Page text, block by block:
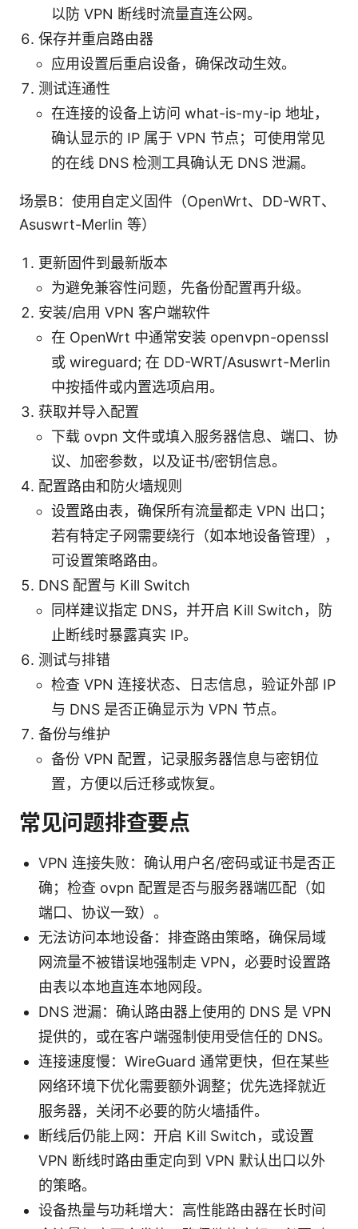
以防 VPN 断线时流量直连公网。
保存并重启路由器
应用设置后重启设备，确保改动生效。
测试连通性
在连接的设备上访问 what-is-my-ip 地址，
确认显示的 IP 属于 VPN 节点；可使用常见
的在线 DNS 检测工具确认无 DNS 泄漏。
场景B：使用自定义固件（OpenWrt、DD-WRT、
Asuswrt-Merlin 等）
更新固件到最新版本
为避免兼容性问题，先备份配置再升级。
安装/启用 VPN 客户端软件
在 OpenWrt 中通常安装 openvpn-openssl
或 wireguard; 在 DD-WRT/Asuswrt-Merlin
中按插件或内置选项启用。
获取并导入配置
下载 ovpn 文件或填入服务器信息、端口、协
议、加密参数，以及证书/密钥信息。
配置路由和防火墙规则
设置路由表，确保所有流量都走 VPN 出口；
若有特定子网需要绕行（如本地设备管理），
可设置策略路由。
DNS 配置与 Kill Switch
同样建议指定 DNS，并开启 Kill Switch，防
止断线时暴露真实 IP。
测试与排错
检查 VPN 连接状态、日志信息，验证外部 IP
与 DNS 是否正确显示为 VPN 节点。
备份与维护
备份 VPN 配置，记录服务器信息与密钥位
置，方便以后迁移或恢复。
常见问题排查要点
VPN 连接失败：确认用户名/密码或证书是否正
确；检查 ovpn 配置是否与服务器端匹配（如
端口、协议一致）。
无法访问本地设备：排查路由策略，确保局域
网流量不被错误地强制走 VPN，必要时设置路
由表以本地直连本地网段。
DNS 泄漏：确认路由器上使用的 DNS 是 VPN
提供的，或在客户端强制使用受信任的 DNS。
连接速度慢：WireGuard 通常更快，但在某些
网络环境下优化需要额外调整；优先选择就近
服务器，关闭不必要的防火墙插件。
断线后仍能上网：开启 Kill Switch，或设置
VPN 断线时路由重定向到 VPN 默认出口以外
的策略。
设备热量与功耗增大：高性能路由器在长时间